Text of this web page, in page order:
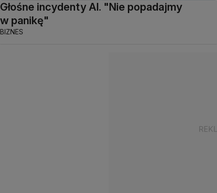
Głośne incydenty AI. "Nie popadajmy
w panikę"
BIZNES